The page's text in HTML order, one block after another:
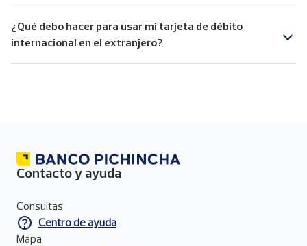
¿Qué debo hacer para usar mi tarjeta de débito
internacional en el extranjero?
contacto
del
pie
Contacto y ayuda
Centro de ayuda
Consultas
Mapa